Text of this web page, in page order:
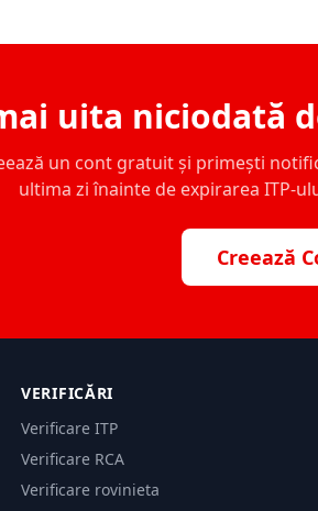
uita niciodată
un cont gratuit și primești
ultima zi înainte de expirarea ITP-
Creează
VERIFICĂRI
Verificare ITP
Verificare RCA
Verificare rovinieta